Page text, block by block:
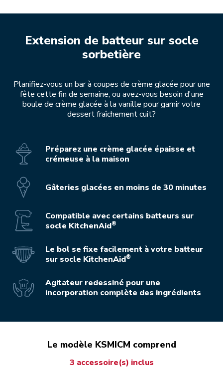
Extension de batteur sur socle
sorbetière
Planifiez-vous un bar à coupes de crème glacée pour une
fête cette fin de semaine, ou avez-vous besoin d'une
boule de crème glacée à la vanille pour garnir votre
dessert fraîchement cuit?
Préparez une crème glacée épaisse et
crémeuse à la maison
Gâteries glacées en moins de 30 minutes
Compatible avec certains batteurs sur
socle KitchenAid®
Le bol se fixe facilement à votre batteur
sur socle KitchenAid®
Agitateur redessiné pour une
incorporation complète des ingrédients
Le modèle KSMICM comprend
3 accessoire(s) inclus